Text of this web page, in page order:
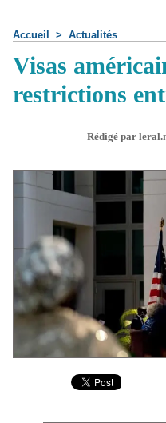
Accueil > Actualités
Visas
restrictions
Rédigé par